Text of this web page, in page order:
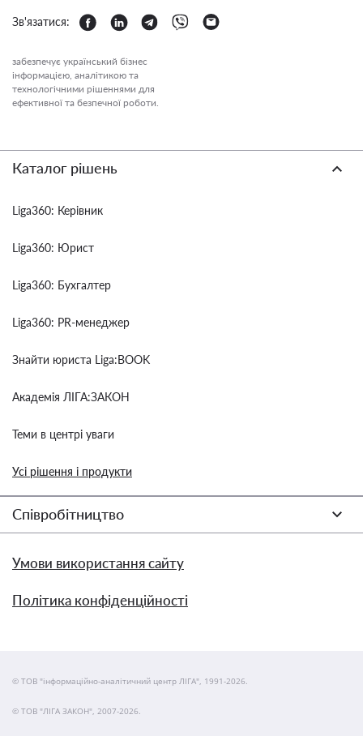
Зв'язатися:
забезпечує український бізнес
інформацією, аналітикою та
технологічними рішеннями для
ефективної та безпечної роботи.
Каталог рішень
Liga360: Керівник
Liga360: Юрист
Liga360: Бухгалтер
Liga360: PR-менеджер
Знайти юриста Liga:BOOK
Академія ЛІГА:ЗАКОН
Теми в центрі уваги
Усі рішення і продукти
Співробітництво
Умови використання сайту
Політика конфіденційності
© ТОВ "інформаційно-аналітичний центр ЛІГА", 1991-2026.
© ТОВ "ЛІГА ЗАКОН", 2007-2026.